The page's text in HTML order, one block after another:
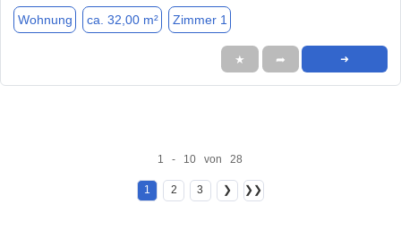
Wohnung ca. 32,00 m² Zimmer 1
★ ➦ ➜
1 - 10 von 28
1 2 3 ❯ ❯❯